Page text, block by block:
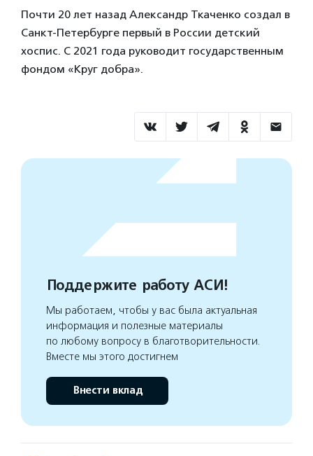
Почти 20 лет назад Александр Ткаченко создал в
Санкт-Петербурге первый в России детский
хоспис. С 2021 года руководит государственным
фондом «Круг добра».
Поддержите работу АСИ!
Мы работаем, чтобы у вас была актуальная
информация и полезные материалы
по любому вопросу в благотворительности.
Вместе мы этого достигнем
Внести вклад